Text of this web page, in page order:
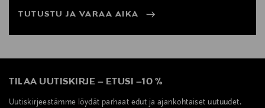
TUTUSTU JA VARAA AIKA
TILAA UUTISKIRJE – ETUSI –10 %
Uutiskirjeestämme löydät parhaat edut ja ajankohtaiset uutuudet.